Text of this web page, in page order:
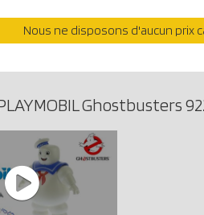
Nous ne disposons d'aucun prix
Ghostbusters